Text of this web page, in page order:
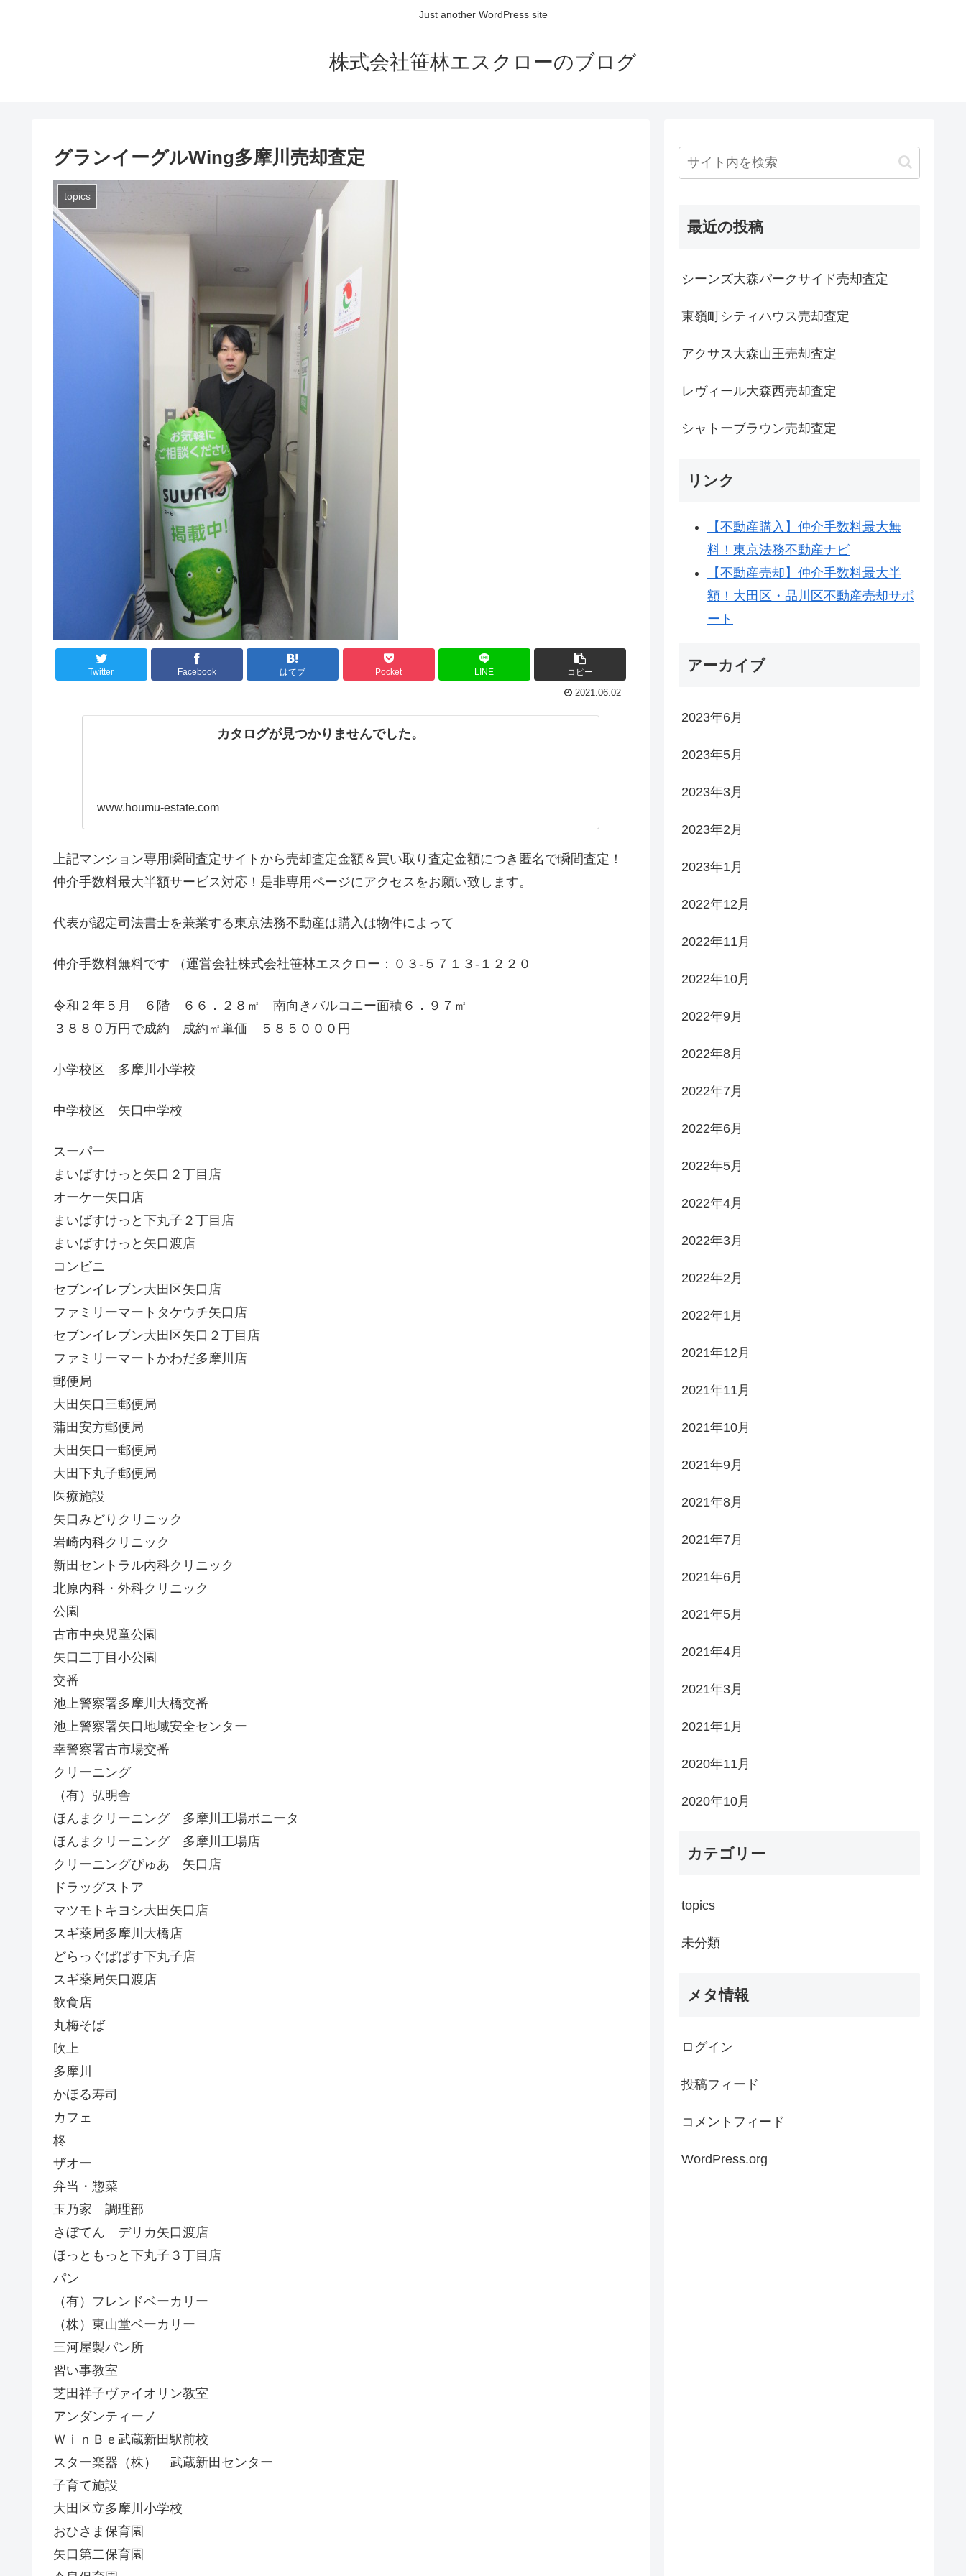
Just another WordPress site
株式会社笹林エスクローのブログ
グランイーグルWing多摩川売却査定
topics
Twitter Facebook はてブ Pocket LINE コピー
2021.06.02
カタログが見つかりませんでした。
www.houmu-estate.com
上記マンション専用瞬間査定サイトから売却査定金額＆買い取り査定金額につき匿名で瞬間査定！
仲介手数料最大半額サービス対応！是非専用ページにアクセスをお願い致します。
代表が認定司法書士を兼業する東京法務不動産は購入は物件によって
仲介手数料無料です （運営会社株式会社笹林エスクロー：０３-５７１３-１２２０
令和２年５月 ６階 ６６．２８㎡ 南向きバルコニー面積６．９７㎡
３８８０万円で成約 成約㎡単価 ５８５０００円
小学校区 多摩川小学校
中学校区 矢口中学校
スーパー
まいばすけっと矢口２丁目店
オーケー矢口店
まいばすけっと下丸子２丁目店
まいばすけっと矢口渡店
コンビニ
セブンイレブン大田区矢口店
ファミリーマートタケウチ矢口店
セブンイレブン大田区矢口２丁目店
ファミリーマートかわだ多摩川店
郵便局
大田矢口三郵便局
蒲田安方郵便局
大田矢口一郵便局
大田下丸子郵便局
医療施設
矢口みどりクリニック
岩崎内科クリニック
新田セントラル内科クリニック
北原内科・外科クリニック
公園
古市中央児童公園
矢口二丁目小公園
交番
池上警察署多摩川大橋交番
池上警察署矢口地域安全センター
幸警察署古市場交番
クリーニング
（有）弘明舎
ほんまクリーニング 多摩川工場ボニータ
ほんまクリーニング 多摩川工場店
クリーニングぴゅあ 矢口店
ドラッグストア
マツモトキヨシ大田矢口店
スギ薬局多摩川大橋店
どらっぐぱぱす下丸子店
スギ薬局矢口渡店
飲食店
丸梅そば
吹上
多摩川
かほる寿司
カフェ
柊
ザオー
弁当・惣菜
玉乃家 調理部
さぼてん デリカ矢口渡店
ほっともっと下丸子３丁目店
パン
（有）フレンドベーカリー
（株）東山堂ベーカリー
三河屋製パン所
習い事教室
芝田祥子ヴァイオリン教室
アンダンティーノ
ＷｉｎＢｅ武蔵新田駅前校
スター楽器（株） 武蔵新田センター
子育て施設
大田区立多摩川小学校
おひさま保育園
矢口第二保育園
最近の投稿
シーンズ大森パークサイド売却査定
東嶺町シティハウス売却査定
アクサス大森山王売却査定
レヴィール大森西売却査定
シャトーブラウン売却査定
リンク
【不動産購入】仲介手数料最大無
料！東京法務不動産ナビ
【不動産売却】仲介手数料最大半
額！大田区・品川区不動産売却サポ
ート
アーカイブ
2023年6月
2023年5月
2023年3月
2023年2月
2023年1月
2022年12月
2022年11月
2022年10月
2022年9月
2022年8月
2022年7月
2022年6月
2022年5月
2022年4月
2022年3月
2022年2月
2022年1月
2021年12月
2021年11月
2021年10月
2021年9月
2021年8月
2021年7月
2021年6月
2021年5月
2021年4月
2021年3月
2021年1月
2020年11月
2020年10月
カテゴリー
topics
未分類
メタ情報
ログイン
投稿フィード
コメントフィード
WordPress.org